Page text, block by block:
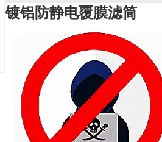
镀铝防静电覆膜滤筒